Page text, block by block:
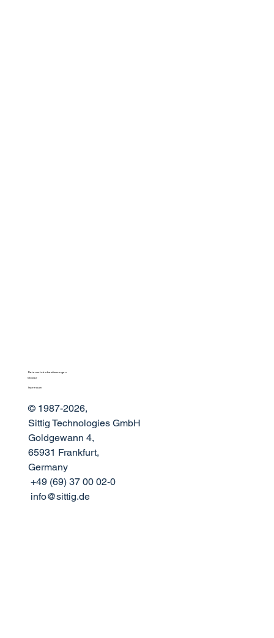
Datenschutzbestimmungen
Glossar
Impressum
© 1987-2026,
Sittig Technologies GmbH
Goldgewann 4,
65931 Frankfurt,
Germany
+49 (69) 37 00 02-0
info@sittig.de